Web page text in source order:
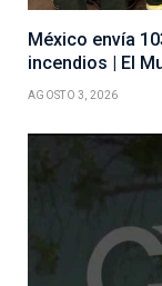
México envía
incendios | El
AGOSTO 3, 2026